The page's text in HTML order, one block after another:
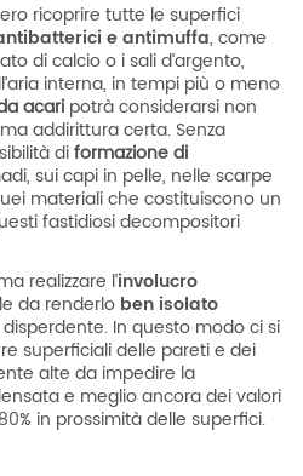
ricoprire tutte le superfici
e antimuffa, come
di calcio o i sali d’argento,
interna, in tempi più o meno
acaripotrà considerarsi non
addirittura certa. Senza
diformazione di
sui capi in pelle, nelle scarpe
materiali che costituiscono un
fastidiosi decompositori
realizzare l’involucro
da renderlo ben isolato
In questo modo ci si
superficiali delle pareti e dei
alte da impedire la
e meglio ancora dei valori
in prossimità delle superfici.